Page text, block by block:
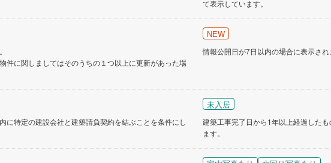
て表示しています。
件に関しましてはそのうちの１つ以上に更新があった場
NEW
情報公開日が7日以内の場合に表示さ
に特定の建設会社と建築請負契約を結ぶことを条件にし
未入居
建築工事完了日から1年以上経過した
ます。